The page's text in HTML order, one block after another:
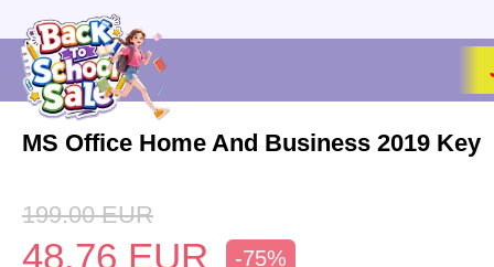
MS Office Home And Business 2019 Key
199.00 EUR
48.76 EUR -75%